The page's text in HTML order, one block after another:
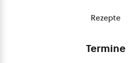
Rezepte
Termine